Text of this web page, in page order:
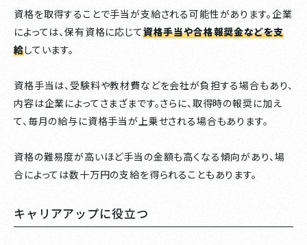
資格を取得することで手当が支給される可能性があります。企業
によっては、保有資格に応じて資格手当や合格報奨金などを支
給しています。
資格手当は、受験料や教材費などを会社が負担する場合もあり、
内容は企業によってさまざまです。さらに、取得時の報奨に加え
て、毎月の給与に資格手当が上乗せされる場合もあります。
資格の難易度が高いほど手当の金額も高くなる傾向があり、場
合によっては数十万円の支給を得られることもあります。
キャリアアップに役立つ